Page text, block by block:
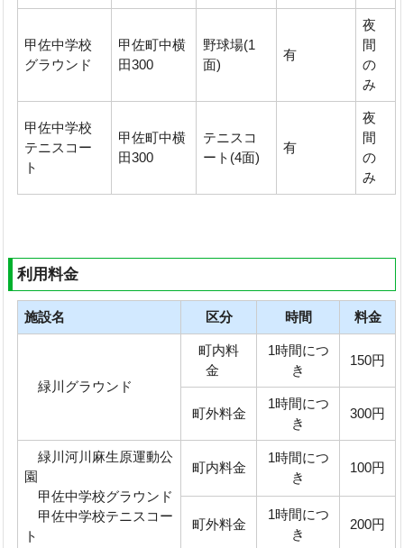
甲佐中学校
グラウンド
甲佐町中横
田300
野球場(1
面)
有
夜
間
の
み
甲佐中学校
テニスコー
ト
甲佐町中横
田300
テニスコ
ート(4面)
有
夜
間
の
み
利用料金
施設名 区分 時間 料金
緑川グラウンド
町内料
金
1時間につ
き
150円
町外料金
1時間につ
き
300円
緑川河川麻生原運動公
園
甲佐中学校グラウンド
甲佐中学校テニスコー
ト
町内料金
1時間につ
き
100円
町外料金
1時間につ
き
200円